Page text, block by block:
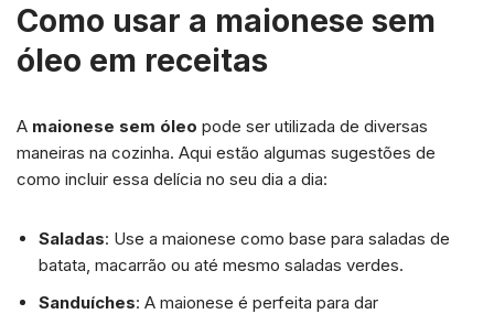
Como usar a maionese sem
óleo em receitas
A maionese sem óleo pode ser utilizada de diversas
maneiras na cozinha. Aqui estão algumas sugestões de
como incluir essa delícia no seu dia a dia:
Saladas: Use a maionese como base para saladas de
batata, macarrão ou até mesmo saladas verdes.
Sanduíches: A maionese é perfeita para dar